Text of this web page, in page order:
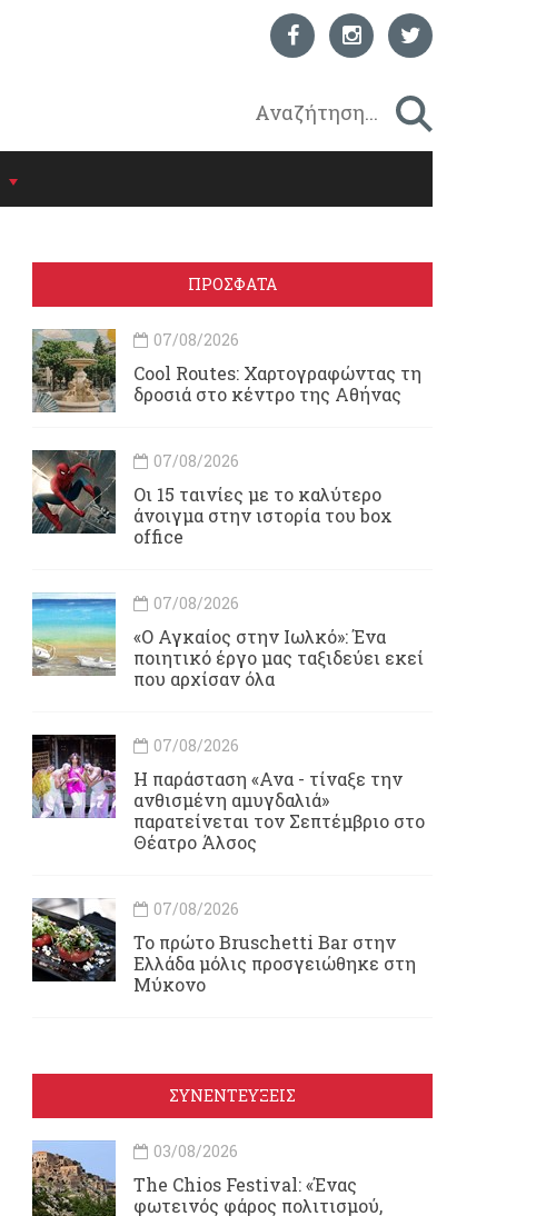
ΠΡΟΣΦΑΤΑ
07/08/2026
Cool Routes: Χαρτογραφώντας τη
δροσιά στο κέντρο της Αθήνας
07/08/2026
Οι 15 ταινίες με το καλύτερο
άνοιγμα στην ιστορία του box
office
07/08/2026
«Ο Αγκαίος στην Ιωλκό»: Ένα
ποιητικό έργο μας ταξιδεύει εκεί
που αρχίσαν όλα
07/08/2026
Η παράσταση «Ανα - τίναξε την
ανθισμένη αμυγδαλιά»
παρατείνεται τον Σεπτέμβριο στο
Θέατρο Άλσος
07/08/2026
Το πρώτο Bruschetti Bar στην
Ελλάδα μόλις προσγειώθηκε στη
Μύκονο
ΣΥΝΕΝΤΕΥΞΕΙΣ
03/08/2026
Τhe Chios Festival: «Ένας
φωτεινός φάρος πολιτισμού,